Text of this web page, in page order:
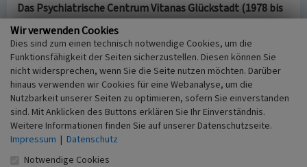
Das Psychiatrische Centrum Vitanas Glückstadt (1978 bis
2017)
In den Jahren 1974 bis 1978 wurde das nicht mehr
genutzte Bundeswehrkrankenhaus vom
Bundesvermögensamt verwaltet. In dieser Zeit diente das
Haus zeitweise als Standort für 1.000 Polizisten. Sie
wurden mit ihren Reiter-, Hunde- und
Hubschrauberstaffeln zum Schutz des im Bau befindlichen
Kernkraftwerks in Brokdorf eingesetzt. Zeitgleich
besuchte eine Delegation des Sozialministeriums von
Schleswig-Holstein unter der Leitung des
Wir verwenden Cookies
Dies sind zum einen technisch notwendige Cookies, um die
Funktionsfähigkeit der Seiten sicherzustellen. Diesen können Sie
nicht widersprechen, wenn Sie die Seite nutzen möchten. Darüber
hinaus verwenden wir Cookies für eine Webanalyse, um die
Nutzbarkeit unserer Seiten zu optimieren, sofern Sie einverstanden
sind. Mit Anklicken des Buttons erklären Sie Ihr Einverständnis.
Weitere Informationen finden Sie auf unserer Datenschutzseite.
Impressum | Datenschutz
Notwendige Cookies